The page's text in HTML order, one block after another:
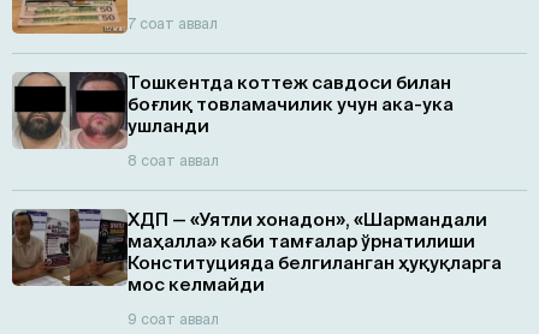
7 соат аввал
Тошкентда коттеж савдоси билан
боғлиқ товламачилик учун ака-ука
ушланди
8 соат аввал
ХДП — «Уятли хонадон», «Шармандали
маҳалла» каби тамғалар ўрнатилиши
Конституцияда белгиланган ҳуқуқларга
мос келмайди
9 соат аввал